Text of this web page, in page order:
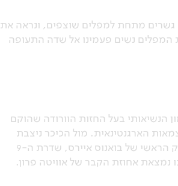
גשרים מתחת למפלים שוצפים, ונראה את
נשים פעמינו אל שדה התעופה
הנשיאותי בעל החזות הוורודה שהוקם
1810, היום בו פרצה מלחמת העצמאות הארגנטינאית. מול הכיכר ניצבת
קתדרלה מרשימה בסגנון נאו קלאסי, ובה פינת הנצחה ליהדות ארגנטינה. מהכיכר נמשיך לעבר העורק הראשי של בואנוס איירס, שדרת ה-9
אחוזת הקבר של אוויטה פרון.